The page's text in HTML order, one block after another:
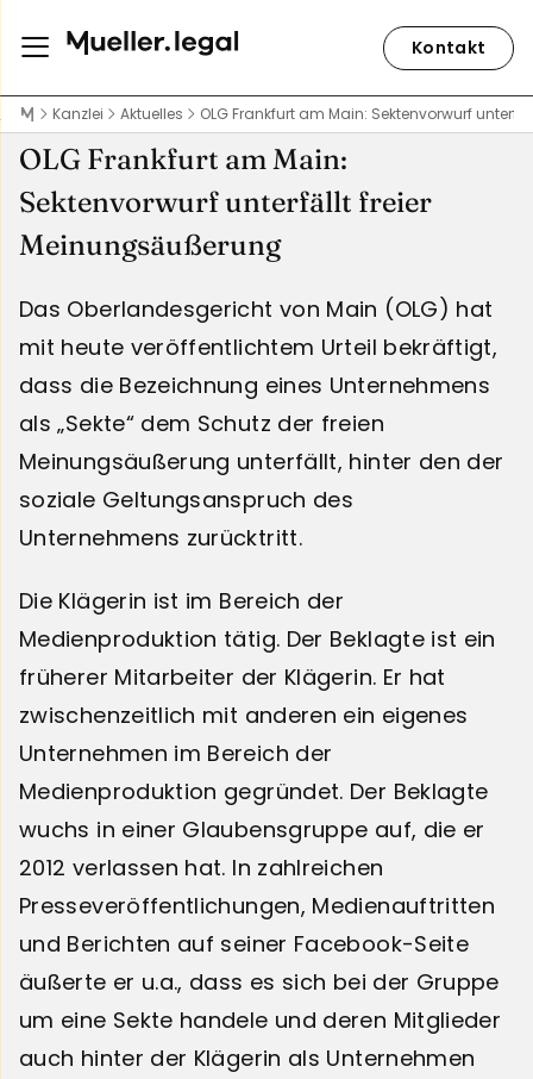
Kontakt
Kanzlei Aktuelles OLG Frankfurt am Main: Sektenvorwurf
OLG Frankfurt am Main:
Sektenvorwurf unterfällt freier
Meinungsäußerung
Das Oberlandesgericht von Main (OLG) hat
mit heute veröffentlichtem Urteil bekräftigt,
dass die Bezeichnung eines Unternehmens
als „Sekte“ dem Schutz der freien
Meinungsäußerung unterfällt, hinter den der
soziale Geltungsanspruch des
Unternehmens zurücktritt.
Die Klägerin ist im Bereich der
Medienproduktion tätig. Der Beklagte ist ein
früherer Mitarbeiter der Klägerin. Er hat
zwischenzeitlich mit anderen ein eigenes
Unternehmen im Bereich der
Medienproduktion gegründet. Der Beklagte
wuchs in einer Glaubensgruppe auf, die er
2012 verlassen hat. In zahlreichen
Presseveröffentlichungen, Medienauftritten
und Berichten auf seiner Facebook-Seite
äußerte er u.a., dass es sich bei der Gruppe
um eine Sekte handele und deren Mitglieder
auch hinter der Klägerin als Unternehmen